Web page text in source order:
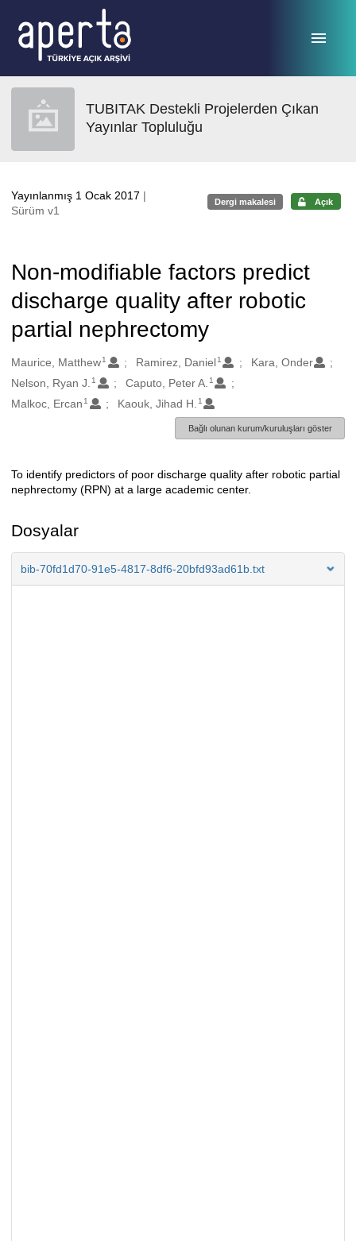
TUBITAK Destekli Projelerden Çıkan
Yayınlar Topluluğu
Yayınlanmış 1 Ocak 2017 |
Sürüm v1
Dergi makalesi Açık
Non-modifiable factors predict
discharge quality after robotic
partial nephrectomy
Oluşturanlar
Maurice, Matthew1 Ramirez, Daniel 1
Kara, Onder
Nelson, Ryan J.
1 Caputo, Peter A. 1
Malkoc, Ercan 1 Kaouk, Jihad H. 1
Bağlı olunan kurum/kuruluşları göster
Açıklama
To identify predictors of poor discharge quality after robotic partial
nephrectomy (RPN) at a large academic center.
Dosyalar
bib-70fd1d70-91e5-4817-8df6-20bfd93ad61b.txt